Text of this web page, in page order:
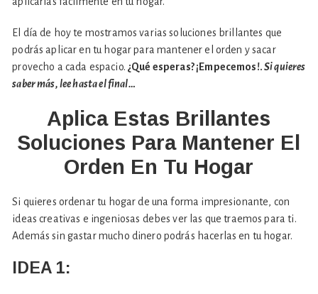
El día de hoy te mostramos varias soluciones brillantes que
podrás aplicar en tu hogar para mantener el orden y sacar
provecho a cada espacio. ¿Qué esperas? ¡Empecemos!.Si quieres
saber más, lee hasta el final…
Aplica Estas Brillantes
Soluciones Para Mantener El
Orden En Tu Hogar
Si quieres ordenar tu hogar de una forma impresionante, con
ideas creativas e ingeniosas debes ver las que traemos para ti.
Además sin gastar mucho dinero podrás hacerlas en tu hogar.
IDEA 1: